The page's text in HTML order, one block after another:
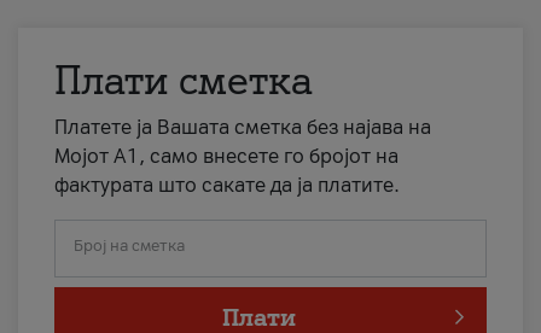
Плати сметка
Платете ја Вашата сметка без најава на
Мојот А1, само внесете го бројот на
фактурата што сакате да ја платите.
Број на сметка
Плати